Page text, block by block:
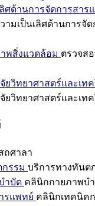
ศด้านการจัดการสาร
ามเป็นเลิศด้านการจั
พสิ่งแวดล้อม ตรวจส
ยวิทยาศาสตร์และเทค
ยวิทยาศาสตร์และเทค
ถศาลา
รรม บริการทางทันต
ำบัด คลินิกกายภาพบ
รแพทย์ คลินิกเทคนิค